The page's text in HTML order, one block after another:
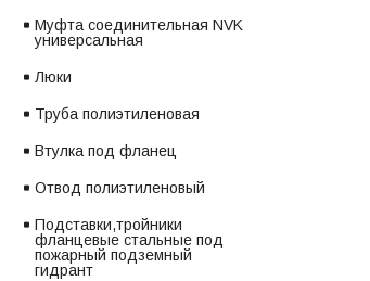
Муфта соединительная NVK
универсальная
Люки
Труба полиэтиленовая
Втулка под фланец
Отвод полиэтиленовый
Подставки,тройники
фланцевые стальные под
пожарный подземный
гидрант